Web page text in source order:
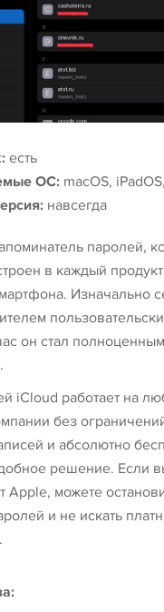
есть
ОС: macOS,
навсегда
паролей,
в каждый
Изначально
он стал
iCloud работает на
без
и абсолютно
решение. Если
Apple, можете
и не искать